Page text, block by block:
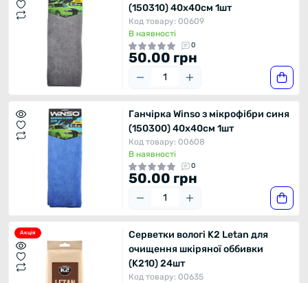
(150310) 40x40см 1шт
Код товару: 00609
В наявності
0
50.00 грн
Ганчірка Winso з мікрофібри синя
(150300) 40x40см 1шт
Код товару: 00608
В наявності
0
50.00 грн
Акція
Серветки вологі K2 Letan для
очищення шкіряної оббивки
(K210) 24шт
Код товару: 00635